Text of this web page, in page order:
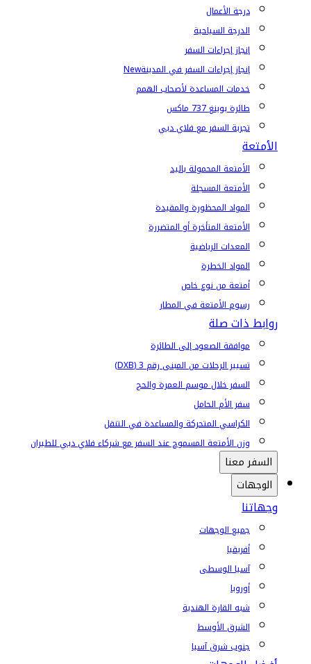
درجة الأعمال
الدرجة السياحية
إنجاز إجراءات السفر
إنجاز إجراءات السفر في المدينةNew
خدمات المساعدة لأصحاب الهمم
طائرة بوينغ 737 ماكس
تجربة السفر مع فلاي دبي
الأمتعة
الأمتعة المحمولة باليد
الأمتعة المسجلة
المواد المحظورة والمقيدة
الأمتعة المتأخرة أو المتضررة
المعدات الرياضية
المواد الخطرة
أمتعة من نوع خاص
رسوم الأمتعة في المطار
روابط ذات صلة
موافقة الصعود إلى الطائرة
تسيير الرحلات من المبنى رقم 3 (DXB)
السفر خلال موسم العمرة والحج
سفر الأم الحامل
الكراسي المتحركة والمساعدة في التنقل
وزن الأمتعة المسموح عند السفر مع شركاء فلاي دبي للطيران
السفر معنا
الوجهات
وجهاتنا
جميع الوجهات
أفريقيا
آسيا الوسطى
أوروبا
شبه القارة الهندية
الشرق الأوسط
جنوب شرق آسيا